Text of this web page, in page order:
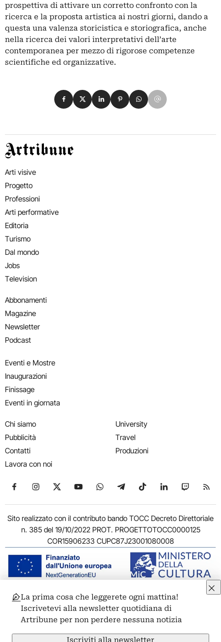
prospettiva di attivare un corretto confronto con la
ricerca e la proposta artistica ai nostri giorni, dando a
questa una valenza storicistica e storiografica, anche
nella ricerca dei valori interpretativi dell’arte
contemporanea per mezzo di rigorose competenze
scientifiche ed organizzative.
Condividi su Facebook
Condividi su X
Condividi su LinkedIn
Condividi su Pinterest
Condividi su WhatsApp
Condividi su Email
Artribune
Arti visive
Progetto
Professioni
Arti performative
Editoria
Turismo
Dal mondo
Jobs
Television
Abbonamenti
Magazine
Newsletter
Podcast
Eventi e Mostre
Inaugurazioni
Finissage
Eventi in giornata
Chi siamo
Pubblicità
Contatti
Lavora con noi
University
Travel
Produzioni
Seguici su Facebook
Seguici su Instagram
Seguici su X
Seguici su YouTube
Seguici su WhatsApp
Seguici su Telegram
Seguici su TikTok
Seguici su
Seguici
Sito realizzato con il contributo bando TOCC Decreto Direttoriale
n. 385 del 19/10/2022 PROT. PROGETTOTOCC0000125
COR15906233 CUPC87J23001080008
© 2011-2026 ARTRIBUNE srl – Corso Vittorio Emanuele II, 287 –
00186 Roma - P.I. 11381581005
Privacy: Responsabile della protezione dei dati personali
ARTRIBUNE srl – Corso Vittorio Emanuele II, 287 – 00186 Roma
La prima cosa che leggerete ogni mattina!
Iscrivetevi alla newsletter quotidiana di
Artribune per non perdere nessuna notizia
Iscriviti alla newsletter